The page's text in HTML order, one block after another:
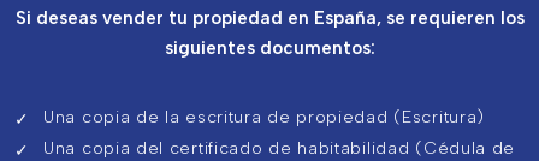
Si deseas vender tu propiedad en España, se requieren los
siguientes documentos:
Una copia de la escritura de propiedad (Escritura)
Una copia del certificado de habitabilidad (Cédula de